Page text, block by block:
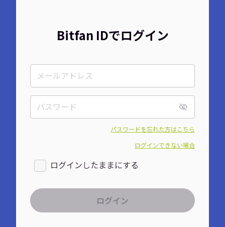
Bitfan IDでログイン
パスワードを忘れた方はこちら
ログインできない場合
ログインしたままにする